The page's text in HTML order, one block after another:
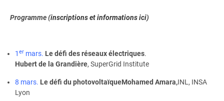
Programme (inscriptions et informations ici)
1 er mars. Le défi des réseaux électriques.
Hubert de la Grandière, SuperGrid Institute
8 mars. Le défi du photovoltaïqueMohamed Amara,INL, INSA
Lyon